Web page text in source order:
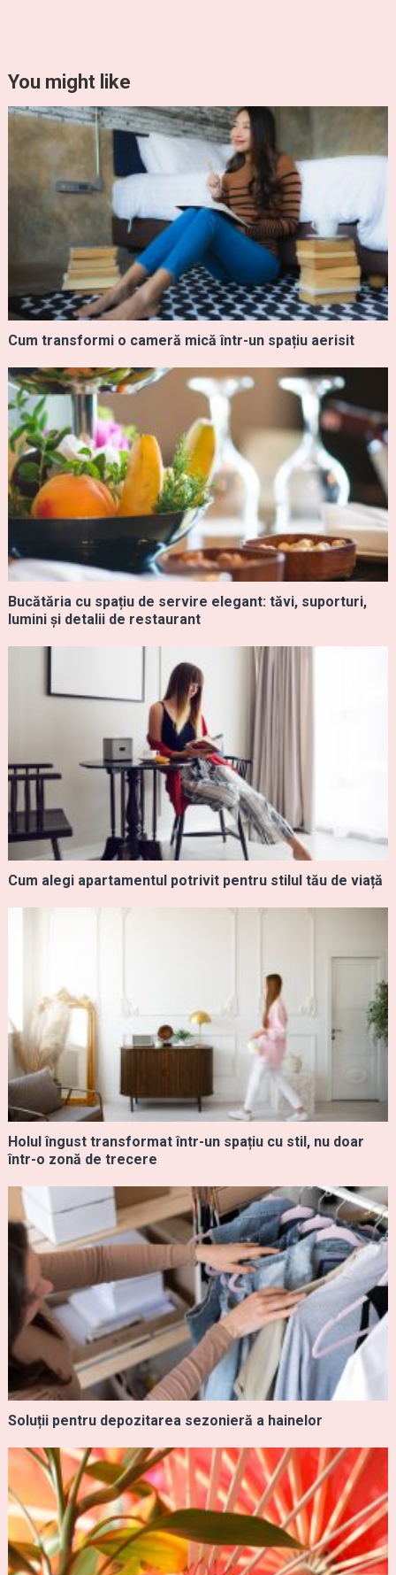
You might like
Cum transformi o cameră mică într-un spațiu aerisit
Bucătăria cu spațiu de servire elegant: tăvi, suporturi,
lumini și detalii de restaurant
Cum alegi apartamentul potrivit pentru stilul tău de viață
Holul îngust transformat într-un spațiu cu stil, nu doar
într-o zonă de trecere
Soluții pentru depozitarea sezonieră a hainelor